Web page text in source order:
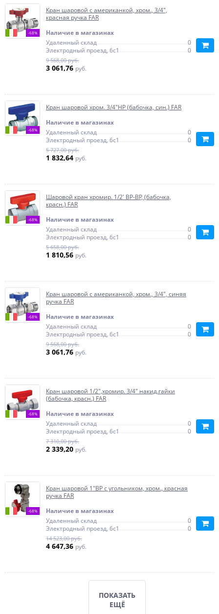
-68%
Кран шаровой с американкой, хром., 3/4",
красная ручка FAR
Наличие в магазинах
Удаленный склад
0
Электродный проезд, 6с1
0
9 568,00 руб.
3 061,76 руб.
-68%
Кран шаровой хром. 3/4"НР (бабочка, син.) FAR
Наличие в магазинах
Удаленный склад
0
Электродный проезд, 6с1
0
5 727,00 руб.
1 832,64 руб.
-68%
Шаровой кран хромир. 1/2' ВР-ВР, (бабочка,
красн.) FAR
Наличие в магазинах
Удаленный склад
0
Электродный проезд, 6с1
0
5 658,00 руб.
1 810,56 руб.
-68%
Кран шаровой с американкой, хром., 3/4", синяя
ручка FAR
Наличие в магазинах
Удаленный склад
0
Электродный проезд, 6с1
0
9 568,00 руб.
3 061,76 руб.
-68%
Кран шаровой 1/2",хромир. 3/4" накид.гайки
(бабочка, красн.) FAR
Наличие в магазинах
Удаленный склад
0
Электродный проезд, 6с1
0
7 310,00 руб.
2 339,20 руб.
-68%
Кран шаровой 1"ВР с угольником, хром., красная
ручка FAR
Наличие в магазинах
Удаленный склад
0
Электродный проезд, 6с1
0
14 523,00 руб.
4 647,36 руб.
ПОКАЗАТЬ
ЕЩЁ